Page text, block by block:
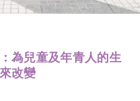
為兒童及年青人的生
改變